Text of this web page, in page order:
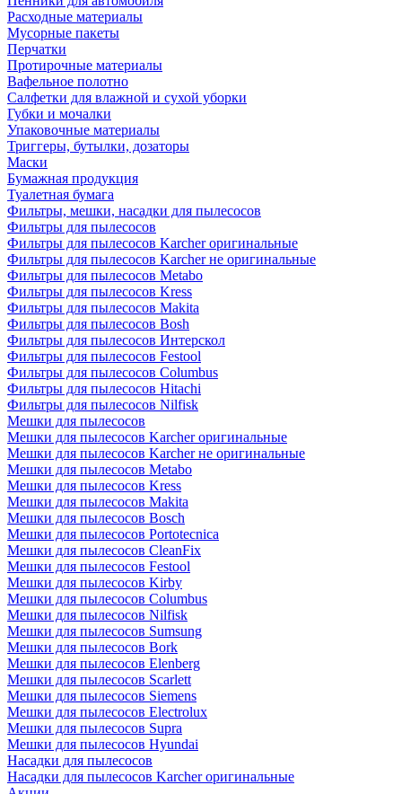
Расходные материалы
Мусорные пакеты
Перчатки
Протирочные материалы
Вафельное полотно
Салфетки для влажной и сухой уборки
Губки и мочалки
Упаковочные материалы
Триггеры, бутылки, дозаторы
Маски
Бумажная продукция
Туалетная бумага
Фильтры, мешки, насадки для пылесосов
Фильтры для пылесосов
Фильтры для пылесосов Karcher оригинальные
Фильтры для пылесосов Karcher не оригинальные
Фильтры для пылесосов Metabo
Фильтры для пылесосов Kress
Фильтры для пылесосов Makita
Фильтры для пылесосов Bosh
Фильтры для пылесосов Интерскол
Фильтры для пылесосов Festool
Фильтры для пылесосов Columbus
Фильтры для пылесосов Hitachi
Фильтры для пылесосов Nilfisk
Мешки для пылесосов
Мешки для пылесосов Karcher оригинальные
Мешки для пылесосов Karcher не оригинальные
Мешки для пылесосов Metabo
Мешки для пылесосов Kress
Мешки для пылесосов Makita
Мешки для пылесосов Bosch
Мешки для пылесосов Portotecnica
Мешки для пылесосов CleanFix
Мешки для пылесосов Festool
Мешки для пылесосов Kirby
Мешки для пылесосов Columbus
Мешки для пылесосов Nilfisk
Мешки для пылесосов Sumsung
Мешки для пылесосов Bork
Мешки для пылесосов Elenberg
Мешки для пылесосов Scarlett
Мешки для пылесосов Siemens
Мешки для пылесосов Electrolux
Мешки для пылесосов Supra
Мешки для пылесосов Hyundai
Насадки для пылесосов
Насадки для пылесосов Karcher оригинальные